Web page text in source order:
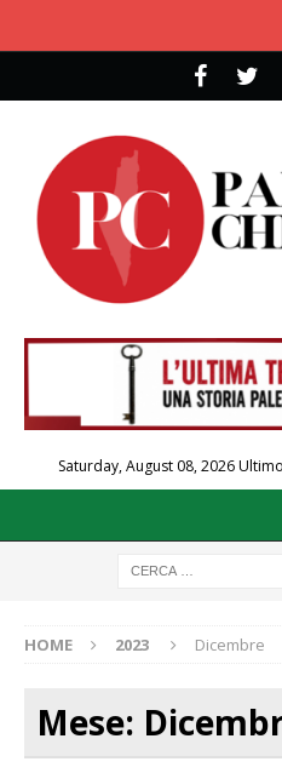
Saturday, August 08, 2026
HOME 2023 Dicembre
Mese: